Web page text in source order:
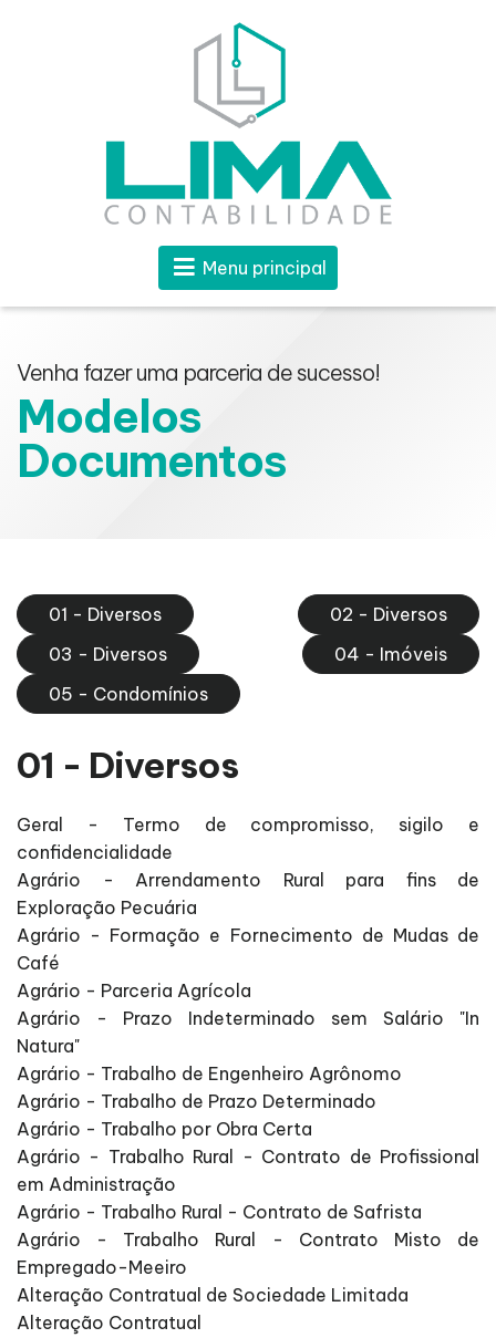
Menu principal
Venha fazer uma parceria de sucesso!
Modelos
Documentos
01 - Diversos
02 - Diversos
03 - Diversos
04 - Imóveis
05 - Condomínios
01 - Diversos
Geral - Termo de compromisso, sigilo e
confidencialidade
Agrário - Arrendamento Rural para fins de
Exploração Pecuária
Agrário - Formação e Fornecimento de Mudas de
Café
Agrário - Parceria Agrícola
Agrário - Prazo Indeterminado sem Salário "In
Natura"
Agrário - Trabalho de Engenheiro Agrônomo
Agrário - Trabalho de Prazo Determinado
Agrário - Trabalho por Obra Certa
Agrário - Trabalho Rural - Contrato de Profissional
em Administração
Agrário - Trabalho Rural - Contrato de Safrista
Agrário - Trabalho Rural - Contrato Misto de
Empregado-Meeiro
Alteração Contratual de Sociedade Limitada
Alteração Contratual